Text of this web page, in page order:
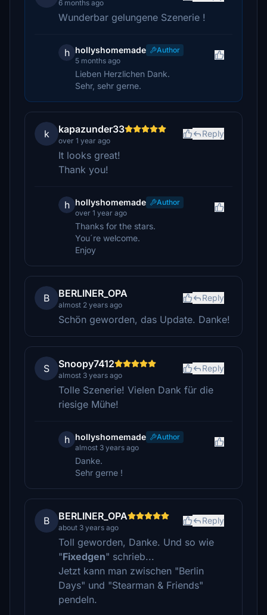
6 months ago
Wunderbar gelungene Szenerie !
h hollyshomemade
Author
5 months ago
Lieben Herzlichen Dank.
Sehr, sehr gerne.
k kapazunder33
over 1 year ago
Reply
It looks great!
Thank you!
h hollyshomemade
Author
over 1 year ago
Thanks for the stars.
You´re welcome.
Enjoy
B BERLINER_OPA
almost 2 years ago
Reply
Schön geworden, das Update. Danke!
S Snoopy7412
almost 3 years ago
Reply
Tolle Szenerie! Vielen Dank für die
riesige Mühe!
h hollyshomemade
Author
almost 3 years ago
Danke.
Sehr gerne !
B BERLINER_OPA
about 3 years ago
Reply
Toll geworden, Danke. Und so wie
"Fixedgen" schrieb...
Jetzt kann man zwischen "Berlin
Days" und "Stearman & Friends"
pendeln.